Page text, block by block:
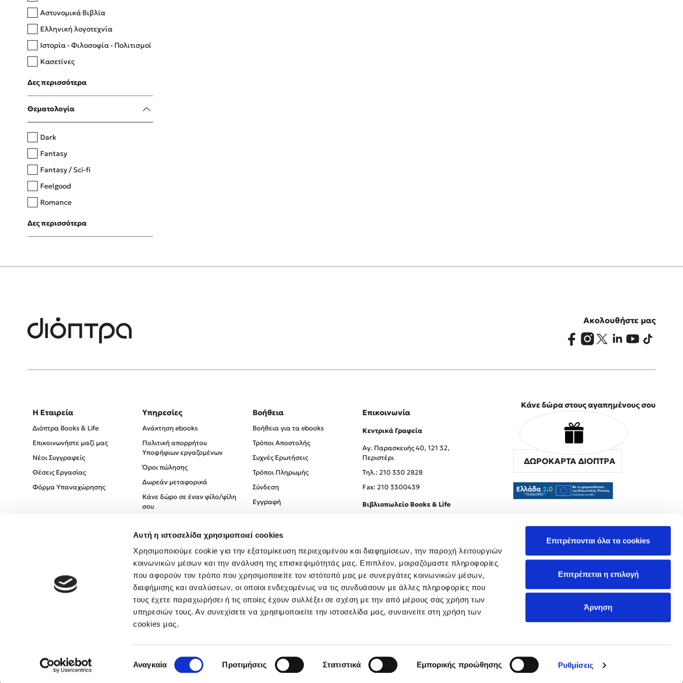
Αυτή η ιστοσελίδα χρησιμοποιεί cookies
Χρησιμοποιούμε cookie για την εξατομίκευση περιεχομένου και διαφημίσεων, την παροχή λειτουργιών
κοινωνικών μέσων και την ανάλυση της επισκεψιμότητάς μας. Επιπλέον, μοιραζόμαστε πληροφορίες
που αφορούν τον τρόπο που χρησιμοποιείτε τον ιστότοπό μας με συνεργάτες κοινωνικών μέσων,
διαφήμισης και αναλύσεων, οι οποίοι ενδεχομένως να τις συνδυάσουν με άλλες πληροφορίες που
τους έχετε παραχωρήσει ή τις οποίες έχουν συλλέξει σε σχέση με την από μέρους σας χρήση των
υπηρεσιών τους. Αν συνεχίσετε να χρησιμοποιείτε την ιστοσελίδα μας, συναινείτε στη χρήση των
cookies μας.
συγκατάθεσης
Αναγκαία Προτιμήσεις Στατιστικά Εμπορικής προώθησης Ρυθμίσεις
Επιτρέπονται όλα τα cookies
Επιτρέπεται η επιλογή
Άρνηση
Δανάη Δεληγεώργη
Πάνω, κάτω, μπροστά, πίσω
Η μέθοδος Αφήστε τους
Αστυνομικά Βιβλία
Ελληνική λογοτεχνία
Ιστορία - Φιλοσοφία - Πολιτισμοί
Κασετίνες
Λευκώματα - Έγχρωμοι οδηγοί
Μαγειρική
Δες περισσότερα
Θεματολογία
Dark
Fantasy
Fantasy / Sci-fi
Feelgood
Romance
Upmarket
Young Adult
Δες περισσότερα
Ακολουθήστε μας
Η Εταιρεία
Διόπτρα Books & Life
Επικοινωνήστε μαζί μας
Νέοι Συγγραφείς
Θέσεις Εργασίας
Φόρμα Υπαναχώρησης
Υπηρεσίες
Ανάκτηση ebooks
Πολιτική απορρήτου
Υποψήφιων εργαζομένων
Όροι πώλησης
Δωρεάν μεταφορικά
Κάνε δώρο σε έναν φίλο/φίλη
σου
Πολιτική Απορρήτου
Όροι χρήσης
Βοήθεια
Βοήθεια για τα ebooks
Τρόποι Αποστολής
Συχνές Ερωτήσεις
Τρόποι Πληρωμής
Σύνδεση
Εγγραφή
Επικοινωνία
Κεντρικά Γραφεία
Αγ. Παρασκευής 40, 121 32,
Περιστέρι
Tηλ.: 210 330 2828
Fax: 210 3300439
Βιβλιοπωλείο Books & Life
Κάνε δώρα στους αγαπημένους σου
ΔΩΡΟΚΑΡΤΑ ΔΙΟΠΤΡΑ
Created by Powered by